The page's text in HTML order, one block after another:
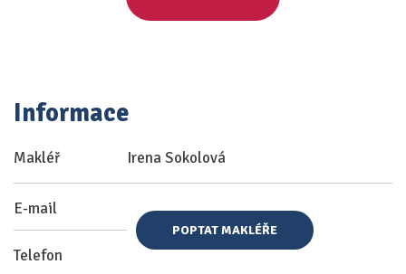
Informace
Makléř Irena Sokolová
E-mail
Telefon
POPTAT MAKLÉŘE